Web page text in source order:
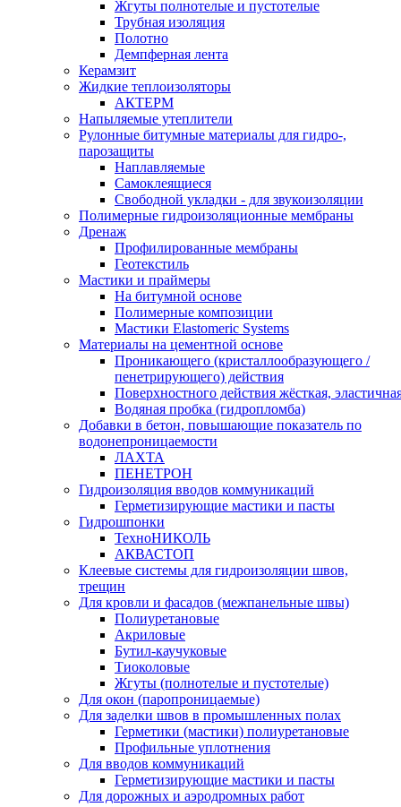
Жгуты полнотелые и пустотелые
Трубная изоляция
Полотно
Демпферная лента
Керамзит
Жидкие теплоизоляторы
АКТЕРМ
Напыляемые утеплители
Рулонные битумные материалы для гидро-,
парозащиты
Наплавляемые
Самоклеящиеся
Свободной укладки - для звукоизоляции
Полимерные гидроизоляционные мембраны
Дренаж
Профилированные мембраны
Геотекстиль
Мастики и праймеры
На битумной основе
Полимерные композиции
Мастики Elastomeric Systems
Материалы на цементной основе
Проникающего (кристаллообразующего /
пенетрирующего) действия
Поверхностного действия жёсткая,
Водяная пробка (гидропломба)
Добавки в бетон, повышающие показатель по
водонепроницаемости
ЛАХТА
ПЕНЕТРОН
Гидроизоляция вводов коммуникаций
Герметизирующие мастики и пасты
Гидрошпонки
ТехноНИКОЛЬ
АКВАСТОП
Клеевые системы для гидроизоляции швов,
трещин
Для кровли и фасадов (межпанельные швы)
Полиуретановые
Акриловые
Бутил-каучуковые
Тиоколовые
Жгуты (полнотелые и пустотелые)
Для окон (паропроницаемые)
Для заделки швов в промышленных полах
Герметики (мастики) полиуретановые
Профильные уплотнения
Для вводов коммуникаций
Герметизирующие мастики и пасты
Для дорожных и аэродромных работ